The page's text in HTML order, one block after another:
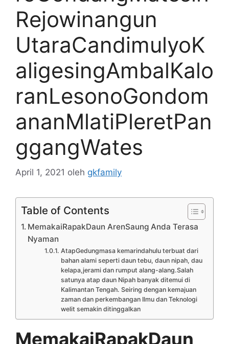
Rejowinangun
UtaraCandimulyoK
aligesingAmbalKalo
ranLesonoGondom
ananMlatiPleretPan
ggangWates
April 1, 2021 oleh gkfamily
Table of Contents
MemakaiRapakDaun ArenSaung Anda Terasa
Nyaman
AtapGedungmasa kemarindahulu terbuat dari
bahan alami seperti daun tebu, daun nipah, dau
kelapa,jerami dan rumput alang-alang.Salah
satunya atap daun Nipah banyak ditemui di
Kalimantan Tengah. Seiring dengan kemajuan
zaman dan perkembangan Ilmu dan Teknologi
welit semakin ditinggalkan
MemakaiRapakDaun